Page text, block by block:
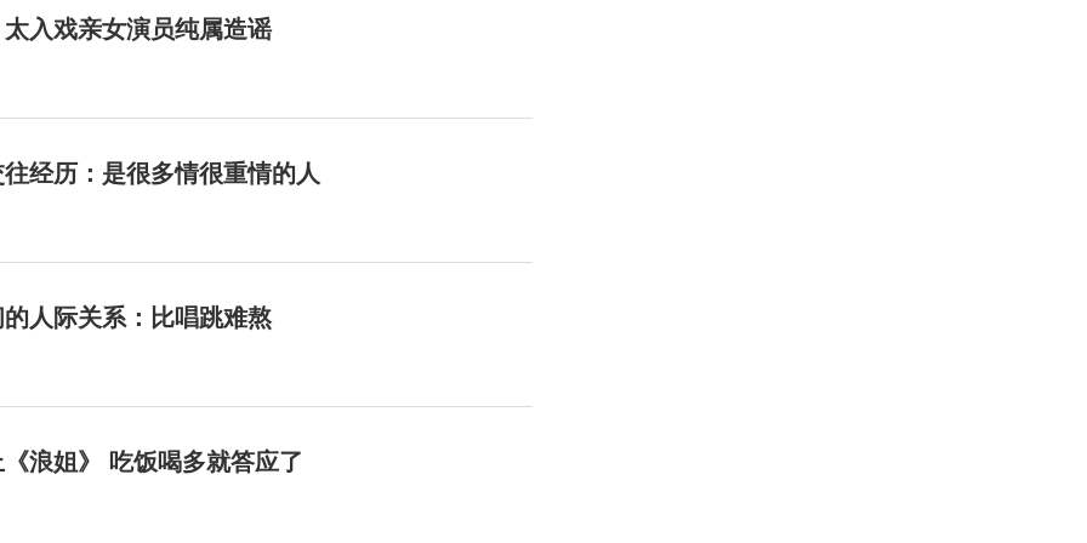
入戏亲女演员纯属造谣
经历：是很多情很重情的人
人际关系：比唱跳难熬
浪姐》 吃饭喝多就答应了